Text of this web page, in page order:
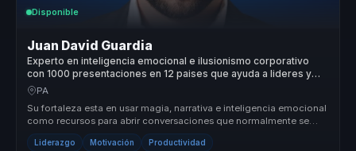
Disponible
Juan David Guardia
Experto en inteligencia emocional e ilusionismo corporativo
con 1000 presentaciones en 12 paises que ayuda a lideres y
equipos a generar recordacion y accion.
PA
Su fortaleza esta en usar magia, narrativa e inteligencia emocional
como recursos para abrir conversaciones que normalmente se
olvidan ra...
Liderazgo Motivación Productividad